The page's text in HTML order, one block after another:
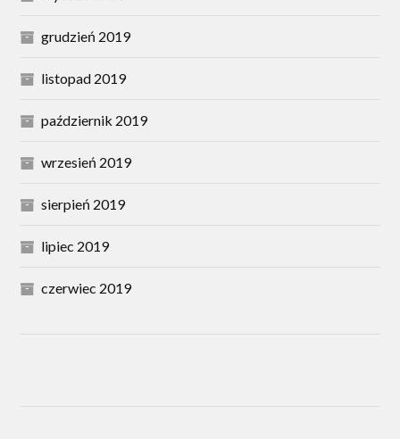
grudzień 2019
listopad 2019
październik 2019
wrzesień 2019
sierpień 2019
lipiec 2019
czerwiec 2019